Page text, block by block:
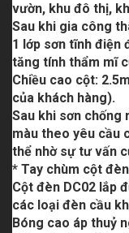
vườn, khu đô thị,
Sau khi gia công
1 lớp sơn tĩnh điện
tăng tính thẩm mĩ
Chiều cao cột:
của khách hàng).
Sau khi sơn chống
màu theo yêu cầu
thể nhờ sự tư vấn
* Tay chùm cột đèn
Cột đèn DC02 lắp
các loại đèn cầu
Bóng cao áp thuỷ